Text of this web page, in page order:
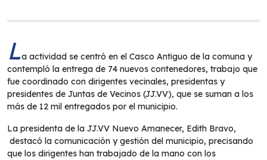
La actividad se centró en el Casco Antiguo de la comuna y
contempló la entrega de 74 nuevos contenedores, trabajo que
fue coordinado con dirigentes vecinales, presidentas y
presidentes de Juntas de Vecinos (JJ.VV), que se suman a los
más de 12 mil entregados por el municipio.
La presidenta de la JJ.VV Nuevo Amanecer, Edith Bravo,
destacó la comunicación y gestión del municipio, precisando
que los dirigentes han trabajado de la mano con los